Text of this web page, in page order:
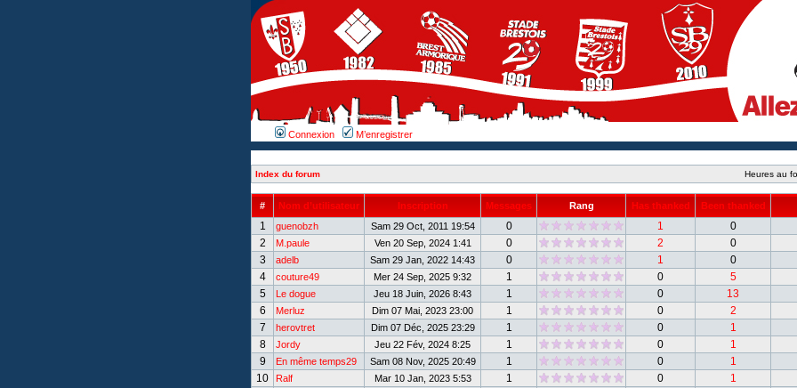
Connexion M’enregistrer
Index du forum Heures au
# Nom d’utilisateur Inscription Messages Rang Has thanked Been thanked
1 guenobzh Sam 29 Oct, 2011 19:54 0 1
0
2
M.paule Ven 20 Sep, 2024 1:41 0 2
0
3
adelb Sam 29 Jan, 2022 14:43 0 1
0
4
couture49 Mer 24 Sep, 2025 9:32 1 0
5
5
Le dogue Jeu 18 Juin, 2026 8:43 1 0
13
6
Merluz Dim 07 Mai, 2023 23:00 1 0
2
7
herovtret Dim 07 Déc, 2025 23:29 1 0
1
8
Jordy Jeu 22 Fév, 2024 8:25 1 0
1
9
En même temps29 Sam 08 Nov, 2025 20:49 1 0
1
10
Ralf Mar 10 Jan, 2023 5:53 1 0
1